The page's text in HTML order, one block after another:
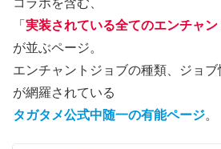
「 実装されている全てのエンチャン
が並ぶページ。
エンチャントジョブの種類、ジョ
が網羅されている
タガタメ公式中随一の有能ページ。